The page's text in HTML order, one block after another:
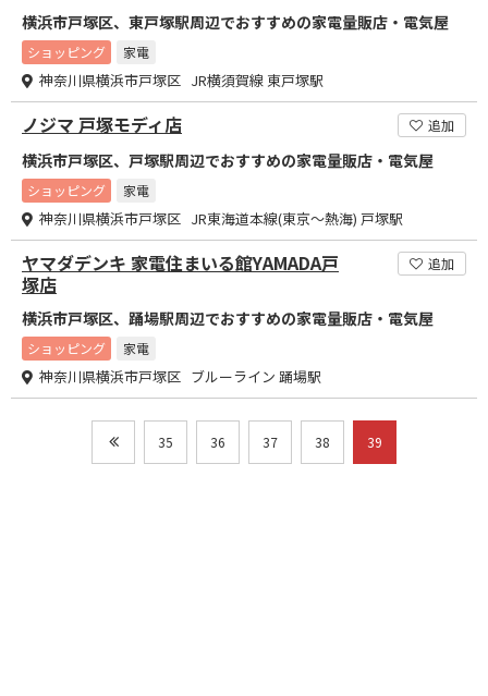
横浜市戸塚区、東戸塚駅周辺でおすすめの家電量販店・電気屋
ショッピング 家電
神奈川県横浜市戸塚区 JR横須賀線 東戸塚駅
ノジマ 戸塚モディ店 追加
横浜市戸塚区、戸塚駅周辺でおすすめの家電量販店・電気屋
ショッピング 家電
神奈川県横浜市戸塚区 JR東海道本線(東京～熱海) 戸塚駅
ヤマダデンキ 家電住まいる館YAMADA戸
塚店
追加
横浜市戸塚区、踊場駅周辺でおすすめの家電量販店・電気屋
ショッピング 家電
神奈川県横浜市戸塚区 ブルーライン 踊場駅
35 36 37 38 39